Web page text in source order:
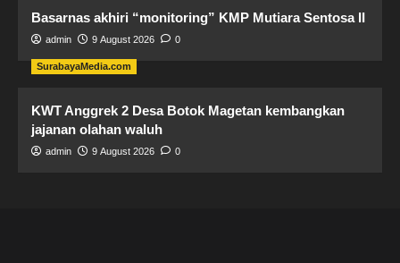
Basarnas akhiri “monitoring” KMP Mutiara Sentosa II
admin 9 August 2026 0
SurabayaMedia.com
KWT Anggrek 2 Desa Botok Magetan kembangkan
jajanan olahan waluh
admin 9 August 2026 0